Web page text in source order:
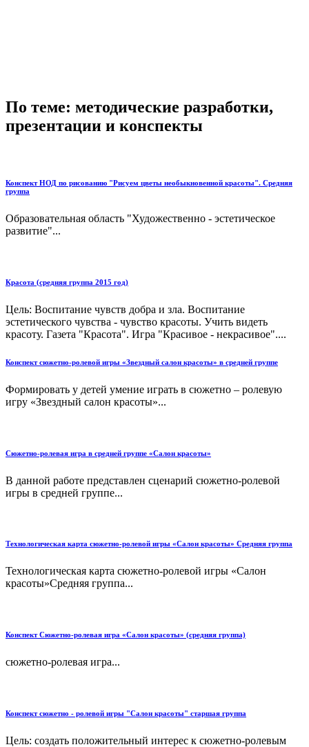
По теме: методические разработки,
презентации и конспекты
Конспект НОД по рисованию "Рисуем цветы необыкновенной красоты". Средняя
группа
Образовательная область "Художественно - эстетическое
развитие"...
Красота (средняя группа 2015 год)
Цель: Воспитание чувств добра и зла. Воспитание
эстетического чувства - чувство красоты. Учить видеть
красоту. Газета "Красота". Игра "Красивое - некрасивое"....
Конспект сюжетно-ролевой игры «Звездный салон красоты» в средней группе
Формировать у детей умение играть в сюжетно – ролевую
игру «Звездный салон красоты»...
Сюжетно-ролевая игра в средней группе «Салон красоты»
В данной работе представлен сценарий сюжетно-ролевой
игры в средней группе...
Технологическая карта сюжетно-ролевой игры «Салон красоты» Средняя группа
Технологическая карта сюжетно-ролевой игры «Салон
красоты»Средняя группа...
Конспект Сюжетно-ролевая игра «Салон красоты» (средняя группа)
сюжетно-ролевая игра...
Конспект сюжетно - ролевой игры "Салон красоты" старшая группа
Цель: создать положительный интерес к сюжетно-ролевым